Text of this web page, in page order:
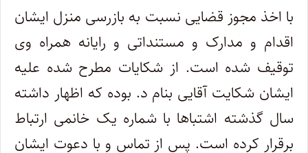
با اخذ مجوز قضایی نسبت به بازرسی منزل ایشان
اقدام و مدارک و مستنداتی و رایانه همراه وی
توقیف شده است. از شکایات مطرح شده علیه
ایشان شکایت آقایی بنام د. بوده که اظهار داشته
سال گذشته اشتباها با شماره یک خانمی ارتباط
برقرار کرده است. پس از تماس و با دعوت ایشان